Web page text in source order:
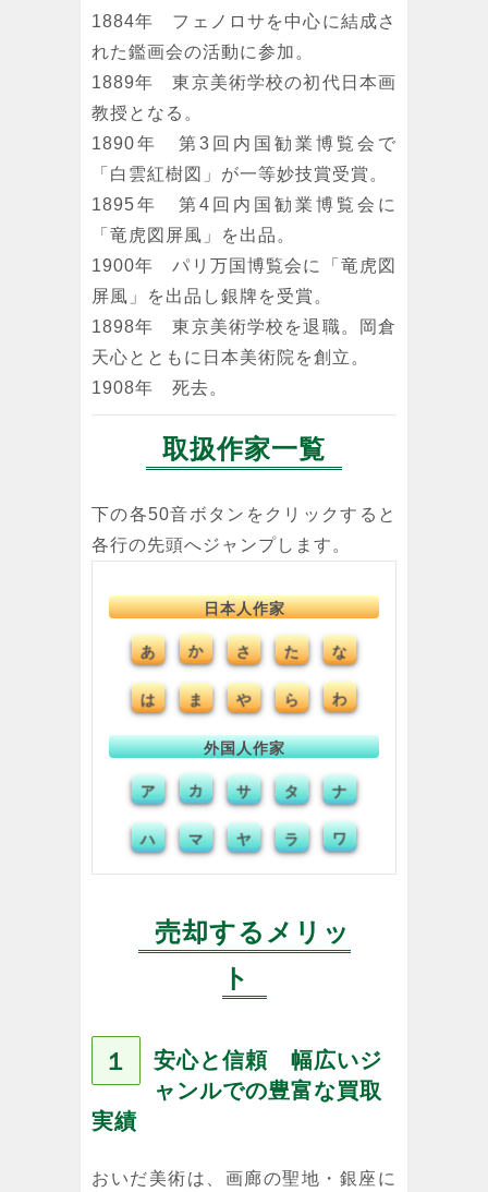
1884年 フェノロサを中心に結成さ
れた鑑画会の活動に参加。
1889年 東京美術学校の初代日本画
教授となる。
1890年 第3回内国勧業博覧会で
「白雲紅樹図」が一等妙技賞受賞。
1895年 第4回内国勧業博覧会に
「竜虎図屏風」を出品。
1900年 パリ万国博覧会に「竜虎図
屏風」を出品し銀牌を受賞。
1898年 東京美術学校を退職。岡倉
天心とともに日本美術院を創立。
1908年 死去。
取扱作家一覧
下の各50音ボタンをクリックすると
各行の先頭へジャンプします。
日本人作家
あ か さ た な
は ま や ら わ
外国人作家
ア カ サ タ ナ
ハ マ ヤ ラ ワ
売却するメリッ
ト
１
安心と信頼 幅広いジ
ャンルでの豊富な買取
実績
おいだ美術は、画廊の聖地・銀座に